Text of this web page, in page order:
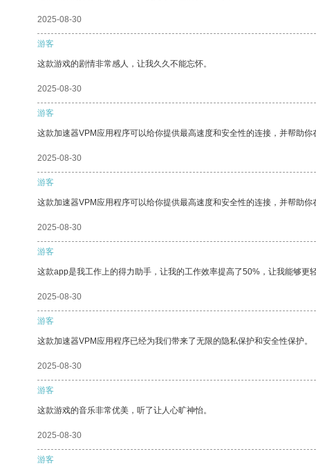
2025-08-30
游客
这款游戏的剧情非常感人，让我久久不能忘怀。
2025-08-30
游客
这款加速器VPM应用程序可以给你提供最高速度和安全性的连接，并帮助你
2025-08-30
游客
这款加速器VPM应用程序可以给你提供最高速度和安全性的连接，并帮助你
2025-08-30
游客
这款app是我工作上的得力助手，让我的工作效率提高了50%，让我能够更
2025-08-30
游客
这款加速器VPM应用程序已经为我们带来了无限的隐私保护和安全性保护。
2025-08-30
游客
这款游戏的音乐非常优美，听了让人心旷神怡。
2025-08-30
游客